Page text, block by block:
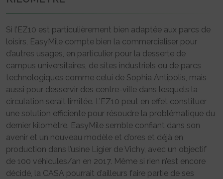
Si l’EZ10 est particulièrement bien adaptée aux parcs de
loisirs, EasyMile compte bien la commercialiser pour
d’autres usages, en particulier pour la desserte de
campus universitaires, de sites industriels ou de parcs
technologiques comme celui de Sophia Antipolis, mais
aussi pour desservir des centre-ville dans lesquels la
circulation serait limitée. L’EZ10 peut en effet constituer
une solution efficiente pour résoudre la problématique du
dernier kilomètre. EasyMile semble confiant dans son
avenir et un nouveau modèle et d’ores et déjà en
production dans l’usine Ligier de Vichy, avec un objectif
de 100 véhicules/an en 2017. Même si rien n’est encore
décidé, la CASA pourrait d’ailleurs faire partie de ses